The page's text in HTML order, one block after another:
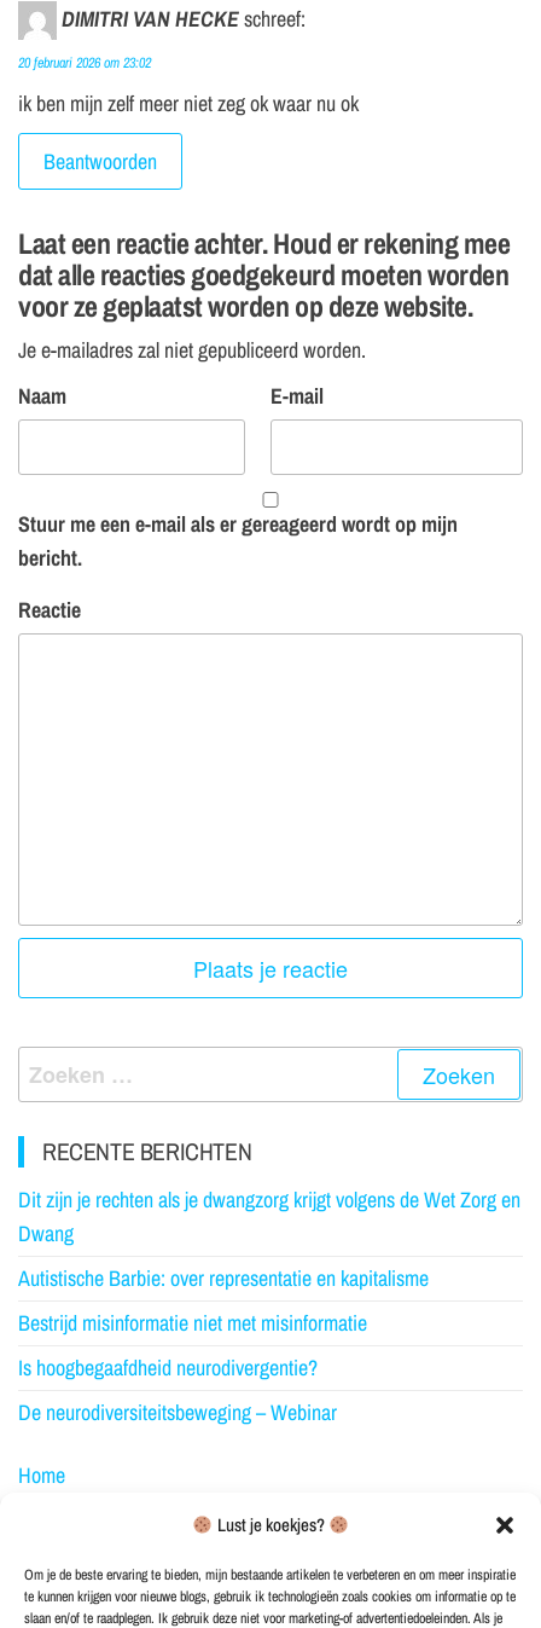
Lust je koekjes?
Om je de beste ervaring te bieden, mijn bestaande artikelen te verbeteren en om meer inspiratie
te kunnen krijgen voor nieuwe blogs, gebruik ik technologieën zoals cookies om informatie op te
slaan en/of te raadplegen. Ik gebruik deze niet voor marketing-of advertentiedoeleinden. Als je
DIMITRI VAN HECKEschreef:
20 februari 2026 om 23:02
ik ben mijn zelf meer niet zeg ok waar nu ok
Beantwoorden
Laat een reactie achter. Houd er rekening mee
dat alle reacties goedgekeurd moeten worden
voor ze geplaatst worden op deze website.
Je e-mailadres zal niet gepubliceerd worden.
Naam
E-mail
Stuur me een e-mail als er gereageerd wordt op mijn
bericht.
Reactie
RECENTE BERICHTEN
Dit zijn je rechten als je dwangzorg krijgt volgens de Wet Zorg en
Dwang
Autistische Barbie: over representatie en kapitalisme
Bestrijd misinformatie niet met misinformatie
Is hoogbegaafdheid neurodivergentie?
De neurodiversiteitsbeweging – Webinar
Home
Blog
Merchandise